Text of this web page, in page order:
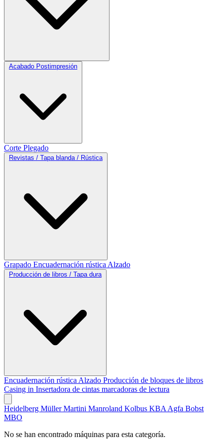
Acabado Postimpresión
Corte Plegado
Revistas / Tapa blanda / Rústica
Grapado Encuadernación rústica Alzado
Producción de libros / Tapa dura
Encuadernación rústica Alzado Producción de bloques de libros
Casing in Insertadora de cintas marcadoras de lectura
Heidelberg Müller Martini Manroland Kolbus KBA Agfa Bobst
MBO
No se han encontrado máquinas para esta categoría.